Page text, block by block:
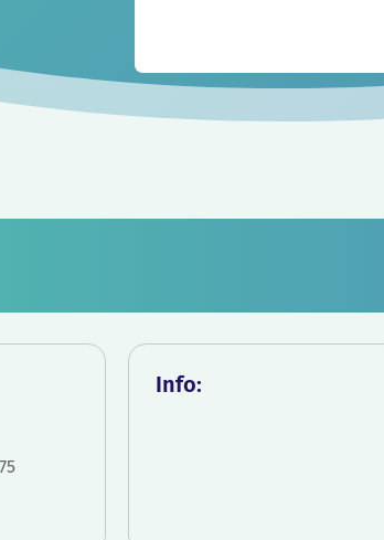
Info: